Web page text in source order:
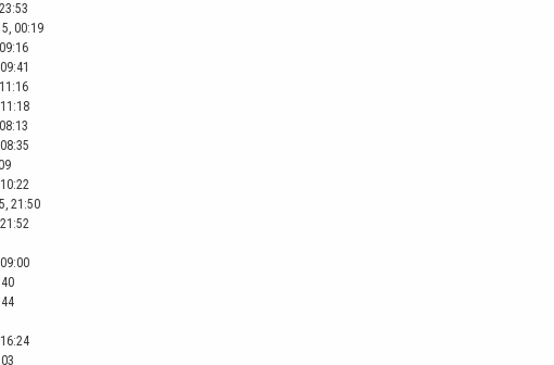
00:19
21:50